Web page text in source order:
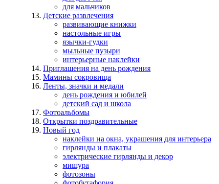
для мальчиков
Детские развлечения
развивающие книжки
настольные игры
язычки-гудки
мыльные пузыри
интерьерные наклейки
Приглашения на день рождения
Мамины сокровища
Ленты, значки и медали
день рождения и юбилей
детский сад и школа
Фотоальбомы
Открытки поздравительные
Новый год
наклейки на окна, украшения для интерьера
гирлянды и плакаты
электрические гирлянды и декор
мишура
фотозоны